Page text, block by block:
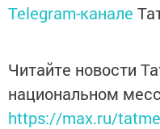
Telegram-канале
Читайте новости
национальном
https://max.ru/